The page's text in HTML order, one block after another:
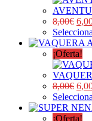
8,00€
¡Oferta!
8,00€
¡Oferta!